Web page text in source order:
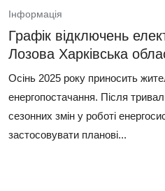
Інформація
Графік відключень
Лозова Харківська
Осінь 2025 року приносить
енергопостачання. Після
сезонних змін у роботі
застосовувати планові...